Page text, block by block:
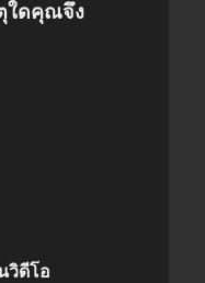
ใดคุณจึง
วิดีโอ